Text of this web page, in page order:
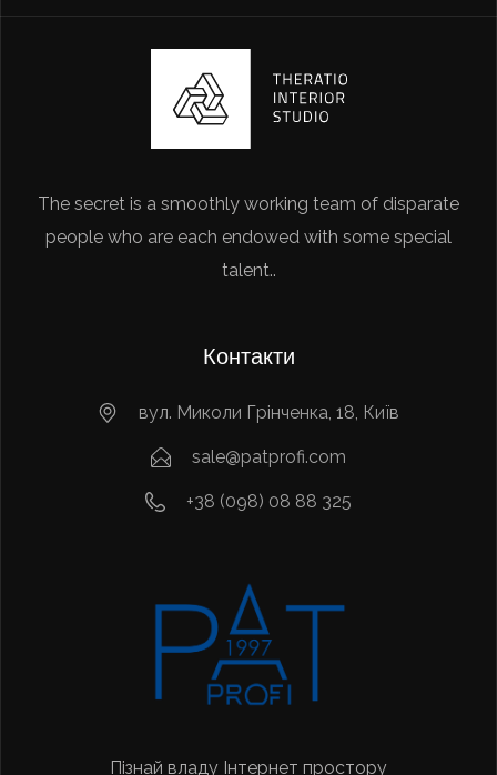
The secret is a smoothly working team of disparate
people who are each endowed with some special
talent..
Контакти
вул. Миколи Грінченка, 18, Київ
sale@patprofi.com
+38 (098) 08 88 325
Пізнай владу Інтернет простору